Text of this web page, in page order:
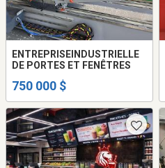
ENTREPRISEINDUSTRIELLE
DE PORTES ET FENÊTRES
750 000 $